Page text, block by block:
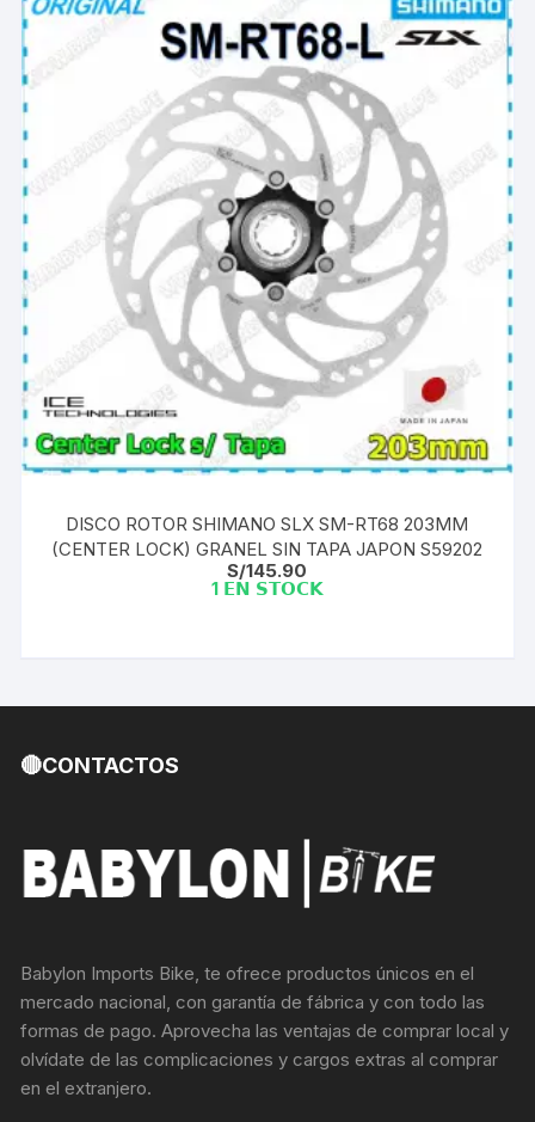
DISCO ROTOR SHIMANO SLX SM-RT68 203MM
(CENTER LOCK) GRANEL SIN TAPA JAPON S59202
S/145.90
1 𝗘𝗡 𝗦𝗧𝗢𝗖𝗞
🔴CONTACTOS
Babylon Imports Bike, te ofrece productos únicos en el
mercado nacional, con garantía de fábrica y con todo las
formas de pago. Aprovecha las ventajas de comprar local y
olvídate de las complicaciones y cargos extras al comprar
en el extranjero.